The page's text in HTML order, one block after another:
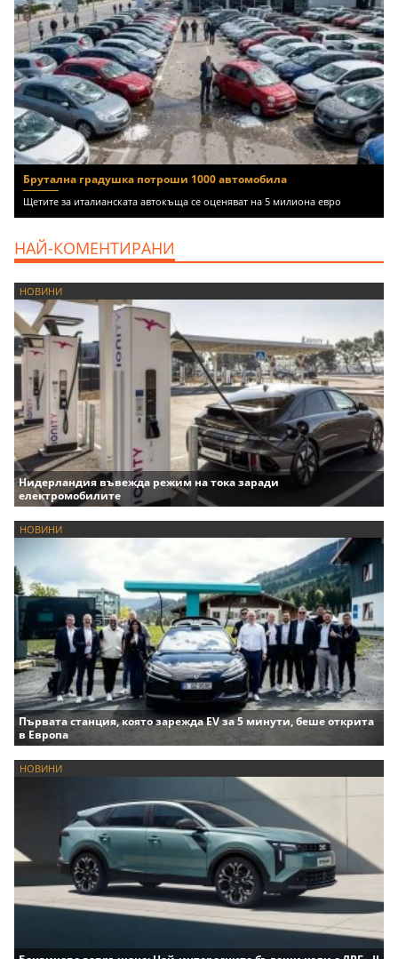
Брутална градушка потроши 1000 автомобила
Щетите за италианската автокъща се оценяват на 5 милиона евро
НАЙ-КОМЕНТИРАНИ
НОВИНИ
Нидерландия въвежда режим на тока заради
електромобилите
НОВИНИ
Първата станция, която зарежда EV за 5 минути, беше открита
в Европа
НОВИНИ